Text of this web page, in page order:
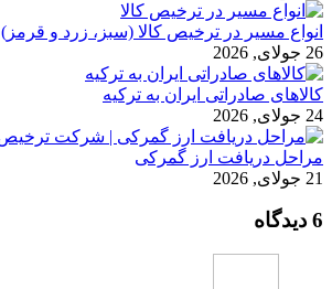
انواع مسیر در ترخیص کالا (سبز، زرد و قرمز)
26 جولای, 2026
کالاهای صادراتی ایران به ترکیه
24 جولای, 2026
مراحل دریافت ارز گمرکی
21 جولای, 2026
6 دیدگاه